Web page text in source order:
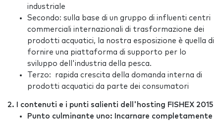
industriale
Secondo: sulla base di un gruppo di influenti centri
commerciali internazionali di trasformazione dei
prodotti acquatici, la nostra esposizione è quella di
fornire una piattaforma di supporto per lo
sviluppo dell'industria della pesca.
Terzo: rapida crescita della domanda interna di
prodotti acquatici da parte dei consumatori
2. I contenuti e i punti salienti dell'hosting FISHEX 2015
Punto culminante uno: Incarnare completamente